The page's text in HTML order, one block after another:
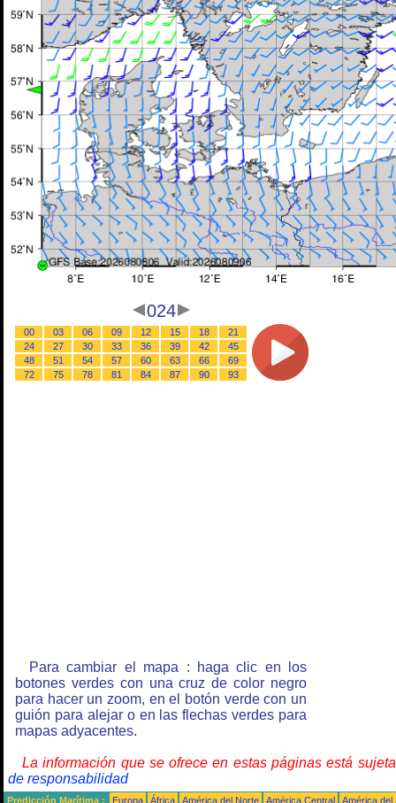
024
00 03 06 09 12 15 18
21
24
27 30 33 36 39 42
45
48
51 54 57 60 63 66
69
72
75 78 81 84 87 90 93
Para cambiar el mapa : haga clic en los
botones verdes con una cruz de color negro
para hacer un zoom, en el botón verde con un
guión para alejar o en las flechas verdes para
mapas adyacentes.
La información que se ofrece en estas páginas está
de responsabilidad
Predicción Marítima : Europa África América del Norte América Central
América del